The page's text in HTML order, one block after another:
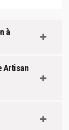
à
Artisan